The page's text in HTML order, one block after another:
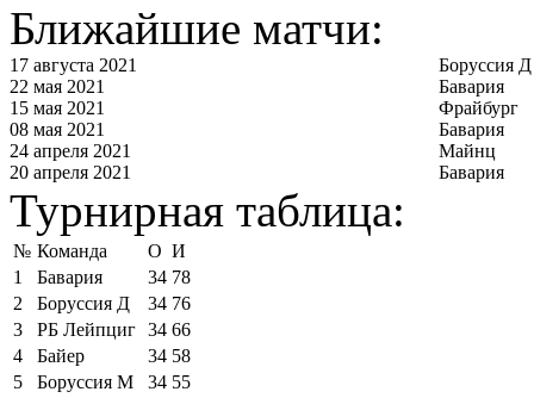
Ближайшие матчи:
17 августа 2021
Боруссия Д
22 мая 2021
Бавария
15 мая 2021
Фрайбург
08 мая 2021
Бавария
24 апреля 2021
Майнц
20 апреля 2021
Бавария
Турнирная таблица:
№ Команда О И
1
Бавария 34 78
2
Боруссия Д 34 76
3
РБ Лейпциг 34 66
4
Байер 34 58
5
Боруссия М 34 55